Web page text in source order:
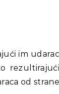
im udarac
rezultirajući
od strane